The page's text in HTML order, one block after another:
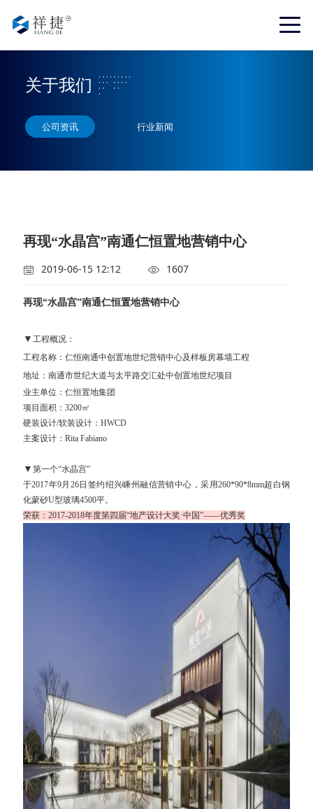
关于我们
公司资讯 行业新闻
再现“水晶宫”南通仁恒置地营销中心
2019-06-15 12:12 1607
再现“水晶宫”南通仁恒置地营销中心
▼ 工程概况：
工程名称：仁恒南通中创置地世纪营销中心及样板房幕墙工程
地址：南通市世纪大道与太平路交汇处中创置地世纪项目
业主单位：仁恒置地集团
项目面积：3200㎡
硬装设计/软装设计：HWCD
主案设计：Rita Fabiano
▼ 第一个“水晶宫”
于2017年9月26日签约绍兴嵊州融信营销中心，采用260*90*8mm超白钢
化蒙砂U型玻璃4500平。
荣获：2017-2018年度第四届“地产设计大奖·中国”——优秀奖